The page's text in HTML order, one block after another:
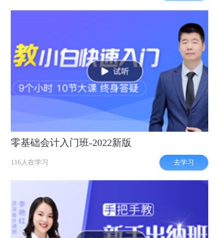
零基础会计入门班-2022新版
116人在学习 去学习